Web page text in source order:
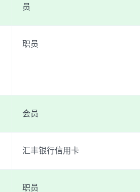
员
职员
会员
汇丰银行信用卡
职员